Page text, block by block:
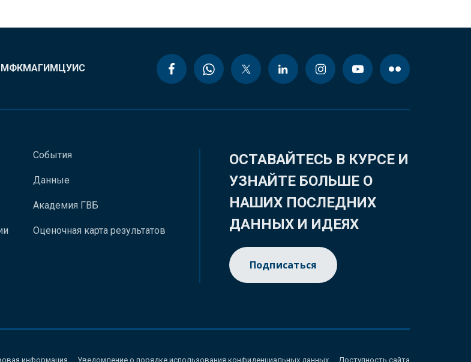
МФКМАГИМЦУИС
События
Данные
Академия ГВБ
Оценочная карта результатов
ОСТАВАЙТЕСЬ В КУРСЕ И
УЗНАЙТЕ БОЛЬШЕ О
НАШИХ ПОСЛЕДНИХ
ДАННЫХ И ИДЕЯХ
Подписаться
информация Уведомление о порядке использования конфиденциальных данных Доступность сайта